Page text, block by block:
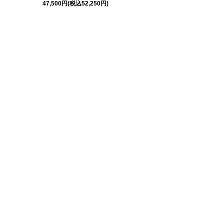
47,500円(税込52,250円)